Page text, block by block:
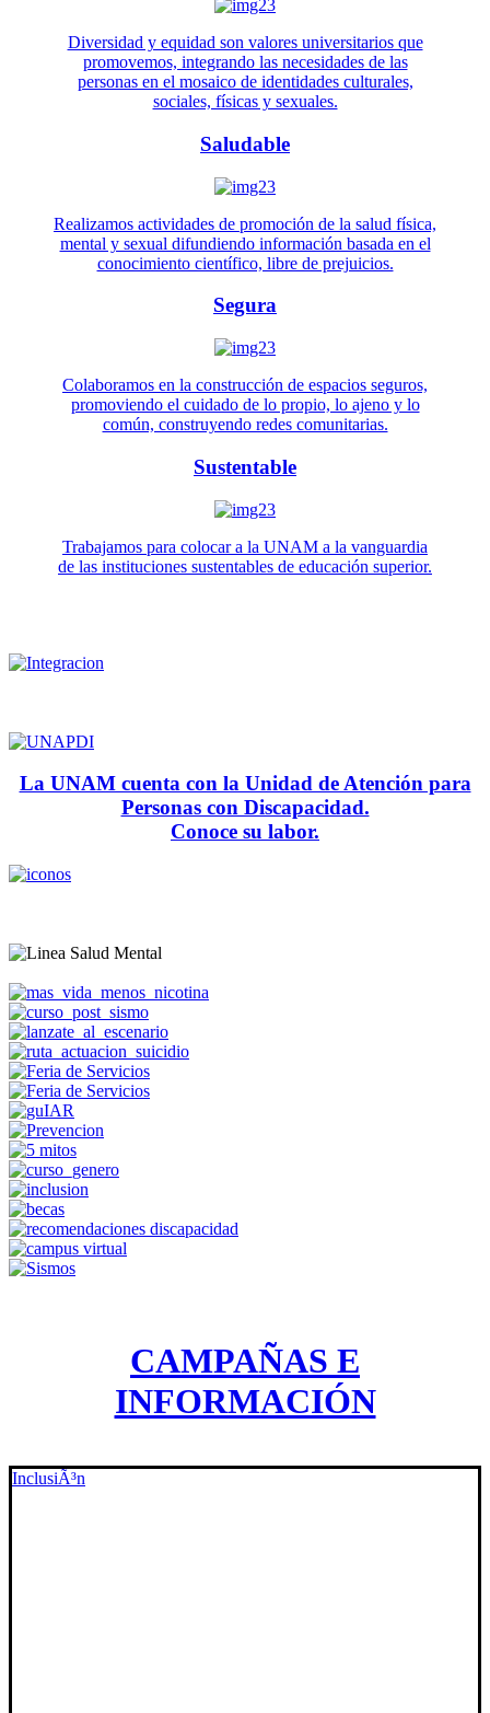
Diversidad y equidad son valores universitarios que
promovemos, integrando las necesidades de las
personas en el mosaico de identidades culturales,
sociales, físicas y sexuales.
Saludable
Realizamos actividades de promoción de la salud física,
mental y sexual difundiendo información basada en el
conocimiento científico, libre de prejuicios.
Segura
Colaboramos en la construcción de espacios seguros,
promoviendo el cuidado de lo propio, lo ajeno y lo
común, construyendo redes comunitarias.
Sustentable
Trabajamos para colocar a la UNAM a la vanguardia
de las instituciones sustentables de educación superior.
La UNAM cuenta con la Unidad de Atención para
Personas con Discapacidad.
Conoce su labor.
CAMPAÑAS E
INFORMACIÓN
InclusiÃ³n